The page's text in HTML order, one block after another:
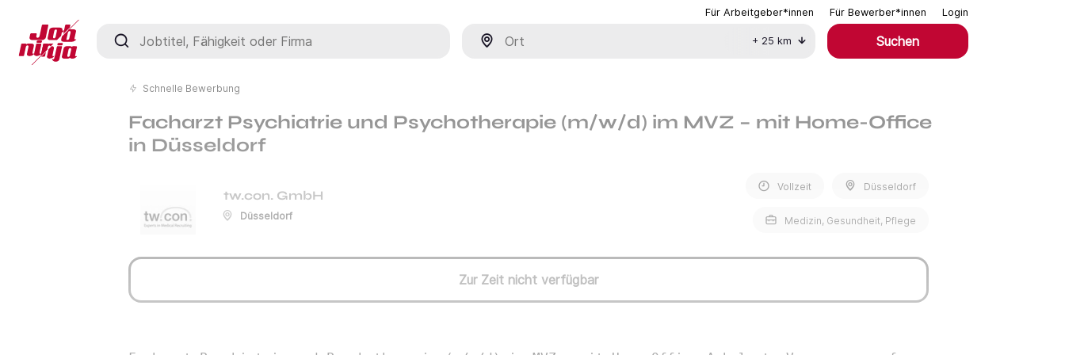
Für Arbeitgeber*innen Für Bewerber*innen Login
Jobtitel, Fähigkeit oder Firma
+ 25 km Suchen
Schnelle Bewerbung
Facharzt Psychiatrie und Psychotherapie (m/w/d) im MVZ – mit Home-Office
in Düsseldorf
tw.con. GmbH
Düsseldorf
Vollzeit Düsseldorf
Medizin, Gesundheit, Pflege
Zur Zeit nicht verfügbar